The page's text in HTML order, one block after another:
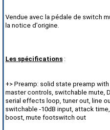
Vendue avec la pédale de switch
la notice d'origine.
Les spécifications :
+> Preamp: solid state preamp
master controls, switchable mute,
serial effects loop, tuner out, line
switchable -10dB input, attack
boost, mute footswitch out